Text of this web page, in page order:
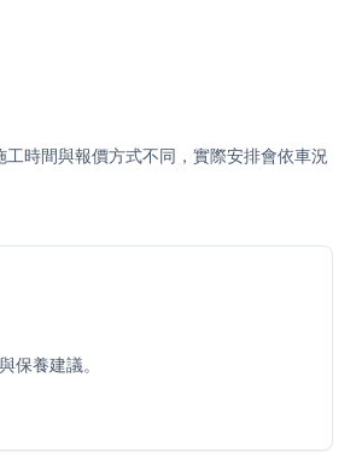
時間與報價方式不同，實際安排會依車況
保養建議。